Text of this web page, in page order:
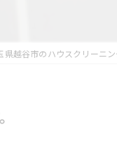
県越谷市のハウスクリーニ